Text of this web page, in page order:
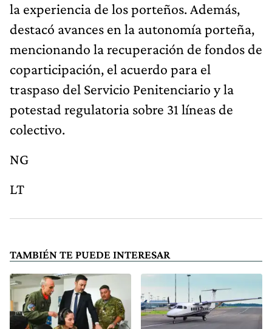
la experiencia de los porteños. Además,
destacó avances en la autonomía porteña,
mencionando la recuperación de fondos de
coparticipación, el acuerdo para el
traspaso del Servicio Penitenciario y la
potestad regulatoria sobre 31 líneas de
colectivo.
NG
LT
TAMBIÉN TE PUEDE INTERESAR